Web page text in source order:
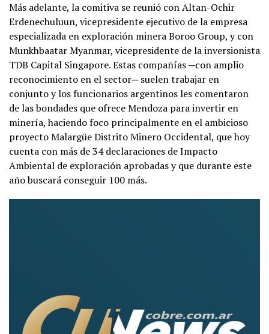
Más adelante, la comitiva se reunió con Altan-Ochir
Erdenechuluun, vicepresidente ejecutivo de la empresa
especializada en exploración minera Boroo Group, y con
Munkhbaatar Myanmar, vicepresidente de la inversionista
TDB Capital Singapore. Estas compañías ─con amplio
reconocimiento en el sector─ suelen trabajar en
conjunto y los funcionarios argentinos les comentaron
de las bondades que ofrece Mendoza para invertir en
minería, haciendo foco principalmente en el ambicioso
proyecto Malargüe Distrito Minero Occidental, que hoy
cuenta con más de 34 declaraciones de Impacto
Ambiental de exploración aprobadas y que durante este
año buscará conseguir 100 más.